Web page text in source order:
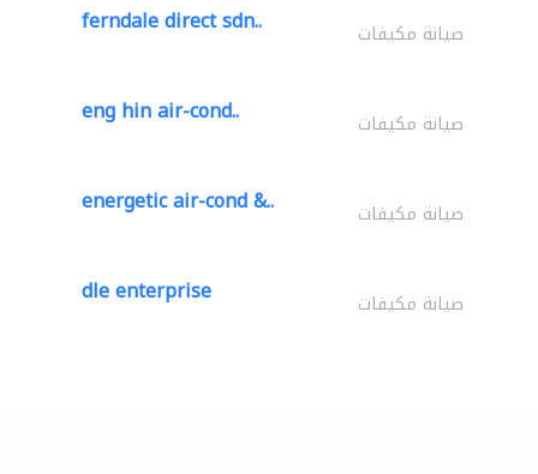
ferndale direct sdn.. صيانة مكيفات
eng hin air-cond.. صيانة مكيفات
energetic air-cond &.. صيانة مكيفات
dle enterprise صيانة مكيفات